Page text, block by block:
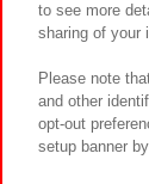
to see more
sharing of your
Please note
and other
opt-out
setup banner